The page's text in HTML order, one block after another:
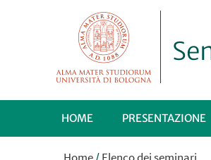
HOME PRESENTAZIONE